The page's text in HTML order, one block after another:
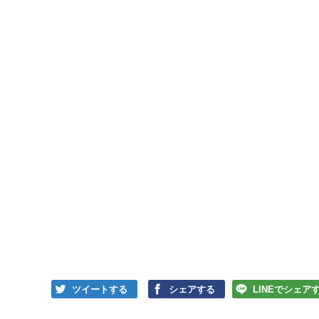
ツイートする シェアする LINEでシェア